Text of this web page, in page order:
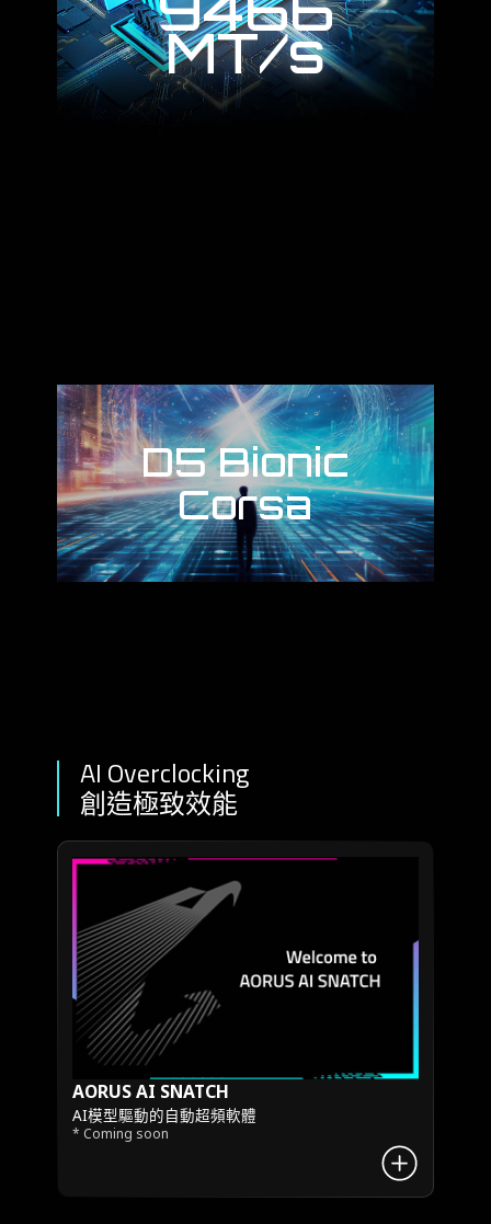
MT/s
D5 Bionic
Corsa
AI Overclocking
創造極致效能
AORUS AI SNATCH
AI模型驅動的自動超頻軟體
* Coming soon